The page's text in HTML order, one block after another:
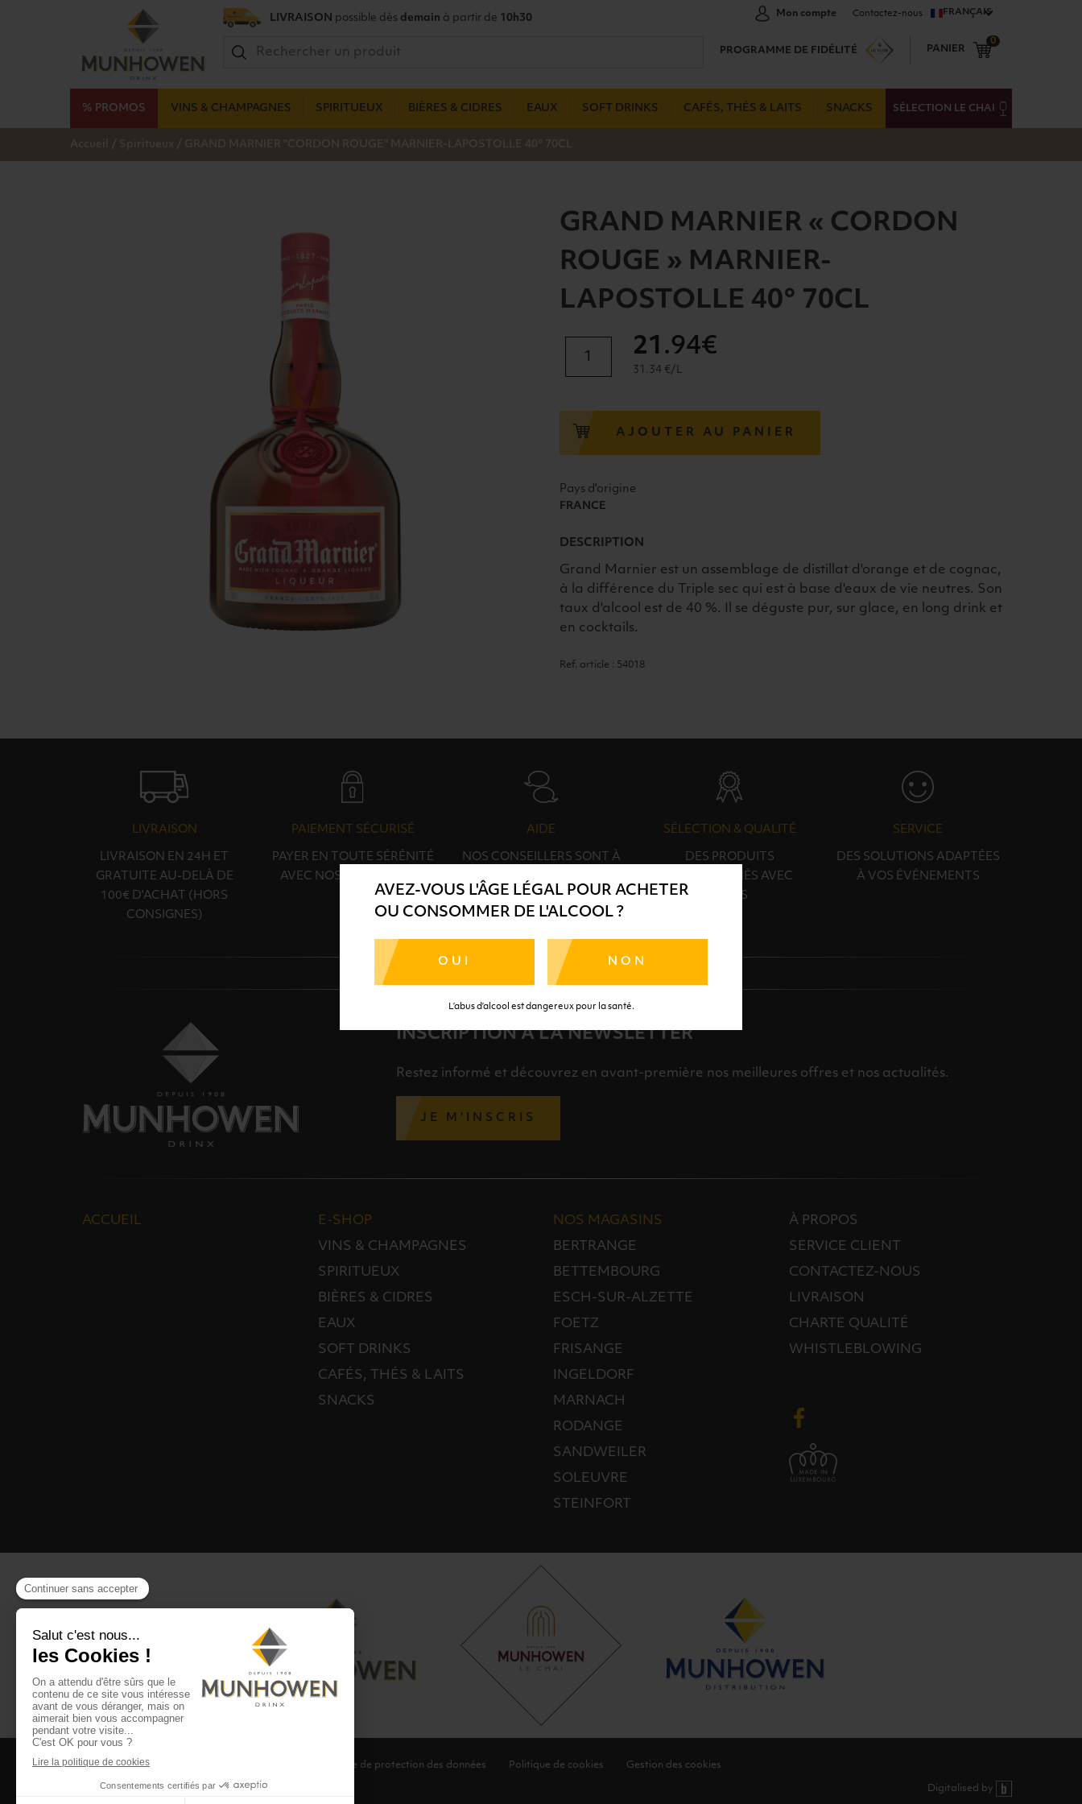
AVEZ-VOUS L'ÂGE LÉGAL POUR ACHETER
OU CONSOMMER DE L'ALCOOL ?
OUI NON
L’abus d’alcool est dangereux pour la santé.
LIVRAISON possible dès demain à partir de 10h30 Mon compte Contactez-nous FRANÇAIS
PROGRAMME DE FIDÉLITÉ PANIER
0
% PROMOS VINS & CHAMPAGNES SPIRITUEUX BIÈRES & CIDRES EAUX SOFT DRINKS CAFÉS, THÉS & LAITS SNACKS SÉLECTION LE CHAI
Accueil / Spiritueux / GRAND MARNIER "CORDON ROUGE" MARNIER-LAPOSTOLLE 40° 70CL
GRAND MARNIER « CORDON
ROUGE » MARNIER-
LAPOSTOLLE 40° 70CL
"CORDON
ROUGE"
LAPOSTOLLE
40°
21 .94€
31.34 €/L
AJOUTER AU PANIER
Pays d'origine
FRANCE
DESCRIPTION
Grand Marnier est un assemblage de distillat d'orange et de cognac,
à la différence du Triple sec qui est à base d'eaux de vie neutres. Son
taux d'alcool est de 40 %. Il se déguste pur, sur glace, en long drink et
en cocktails.
Ref. article : 54018
LIVRAISON
LIVRAISON EN 24H ET
GRATUITE AU-DELÀ DE
100€ D'ACHAT (HORS
CONSIGNES)
PAIEMENT SÉCURISÉ
PAYER EN TOUTE SÉRÉNITÉ
AVEC NOS PARTENAIRES
AIDE
NOS CONSEILLERS SONT À
SÉLECTION & QUALITÉ
DES PRODUITS
SÉLECTIONNÉS AVEC
SOINS
SERVICE
DES SOLUTIONS ADAPTÉES
À VOS ÉVÉNEMENTS
INSCRIPTION À LA NEWSLETTER
Restez informé et découvrez en avant-première nos meilleures offres et nos actualités.
JE M'INSCRIS
ACCUEIL
E-SHOP
VINS & CHAMPAGNES
SPIRITUEUX
BIÈRES & CIDRES
EAUX
SOFT DRINKS
CAFÉS, THÉS & LAITS
SNACKS
NOS MAGASINS
BERTRANGE
BETTEMBOURG
ESCH-SUR-ALZETTE
FOETZ
FRISANGE
INGELDORF
MARNACH
RODANGE
SANDWEILER
SOLEUVRE
STEINFORT
À PROPOS
SERVICE CLIENT
CONTACTEZ-NOUS
LIVRAISON
CHARTE QUALITÉ
WHISTLEBLOWING
CGV CGU Club Drinx Politique de protection des données Politique de cookies Gestion des cookies
©2026 Munhowen Drinx / Tous droits réservés Digitalised by